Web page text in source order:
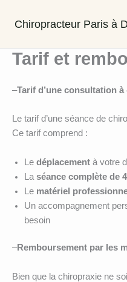
Chiropracteur Paris à
Tarif et
–Tarif d’une consultation
Le tarif d’une séance de
Ce tarif comprend :
Le déplacement à votre
La séance complète de
Le matériel
Un accompagnement
besoin
–Remboursement par les
Bien que la chiropraxie ne